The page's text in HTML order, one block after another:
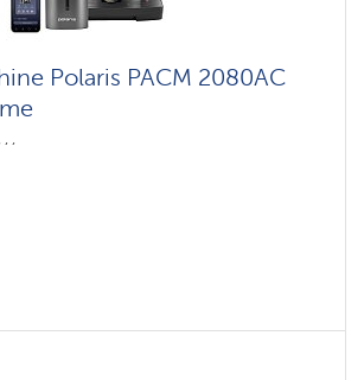
Polaris PACM 2080AC
, ,
W